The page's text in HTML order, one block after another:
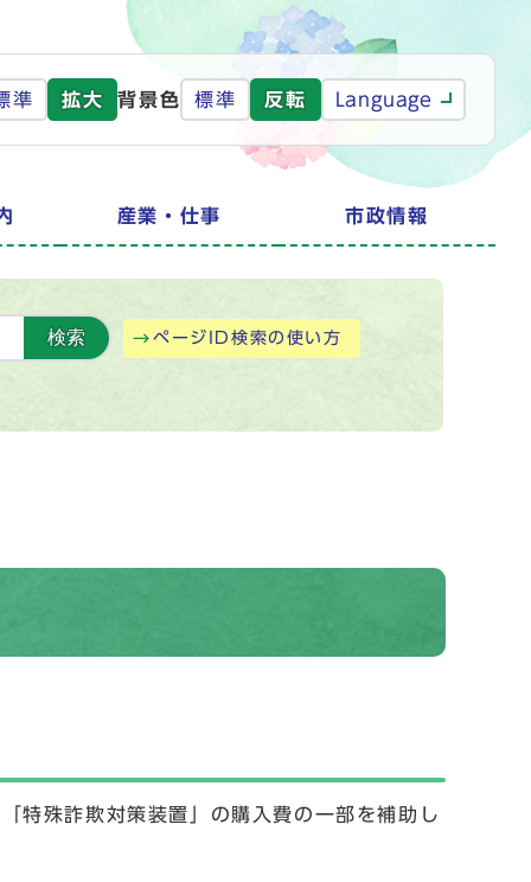
準 拡大 背景色 標準 反転 Language
産業・仕事 市政情報
検索 ページID検索の使い方
特殊詐欺対策装置」の購入費の一部を補助し